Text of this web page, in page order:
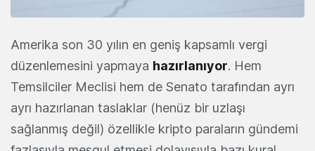
Amerika son 30 yılın en geniş kapsamlı vergi
düzenlemesini yapmaya hazırlanıyor. Hem
Temsilciler Meclisi hem de Senato tarafından ayrı
ayrı hazırlanan taslaklar (henüz bir uzlaşı
sağlanmış değil) özellikle kripto paraların gündemi